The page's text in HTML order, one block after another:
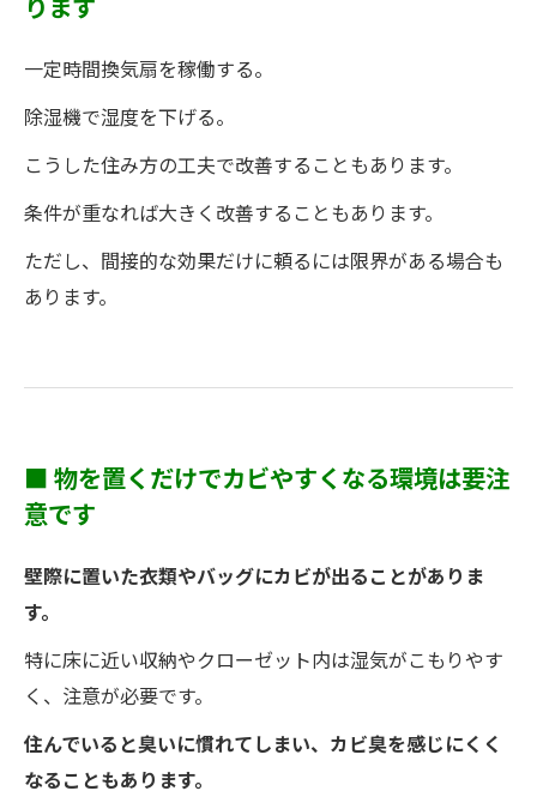
一定時間換気扇を稼働する。
除湿機で湿度を下げる。
こうした住み方の工夫で改善することもあります。
条件が重なれば大きく改善することもあります。
ただし、間接的な効果だけに頼るには限界がある場合も
あります。
■ 物を置くだけでカビやすくなる環境は要注
意です
壁際に置いた衣類やバッグにカビが出ることがありま
す。
特に床に近い収納やクローゼット内は湿気がこもりやす
く、注意が必要です。
住んでいると臭いに慣れてしまい、カビ臭を感じにくく
なることもあります。